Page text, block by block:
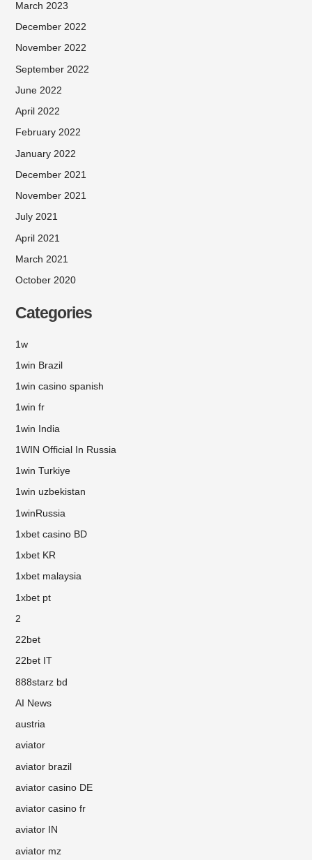
March 2023
December 2022
November 2022
September 2022
June 2022
April 2022
February 2022
January 2022
December 2021
November 2021
July 2021
April 2021
March 2021
October 2020
Categories
1w
1win Brazil
1win casino spanish
1win fr
1win India
1WIN Official In Russia
1win Turkiye
1win uzbekistan
1winRussia
1xbet casino BD
1xbet KR
1xbet malaysia
1xbet pt
2
22bet
22bet IT
888starz bd
AI News
austria
aviator
aviator brazil
aviator casino DE
aviator casino fr
aviator IN
aviator mz